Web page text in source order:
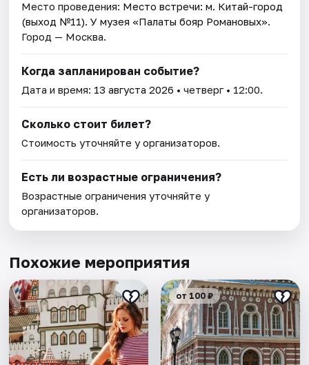
Место проведения: Место встречи: м. Китай-город
(выход №11). У музея «Палаты бояр Романовых».
Город — Москва.
Когда запланирован событие?
Дата и время: 13 августа 2026 • четверг • 12:00.
Сколько стоит билет?
Стоимость уточняйте у организаторов.
Есть ли возрастные ограничения?
Возрастные ограничения уточняйте у
организаторов.
Похожие мероприятия
от 100 ₽